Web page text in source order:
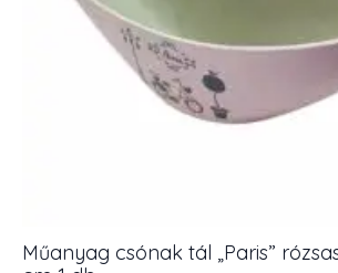
Műanyag csónak tál „Paris”